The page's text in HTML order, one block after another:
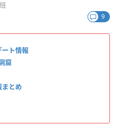
9
ート情報
窟
まとめ